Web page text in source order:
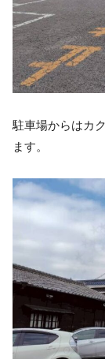
駐車場からはカ
ます。